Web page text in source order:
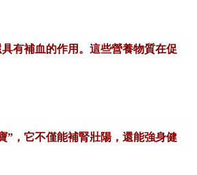
有補血的作用。這些營養物質在促
”，它不僅能補腎壯陽，還能強身健